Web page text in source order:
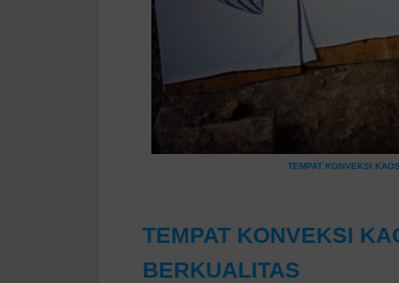
TEMPAT KONVEKSI
TEMPAT KONVEKSI
BERKUALITAS